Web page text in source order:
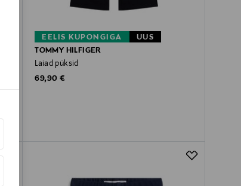
EELIS KUPONGIGA
UUS
TOMMY HILFIGER
Laiad püksid
Original Price
69,90 €